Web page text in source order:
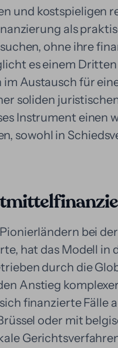
und kostspieligen
als
ohne ihre
es einem
Austausch für
soliden
Instrument einen
sowohl in
bei
hat das Modell in
durch die
Anstieg
finanzierte Fälle
oder mit